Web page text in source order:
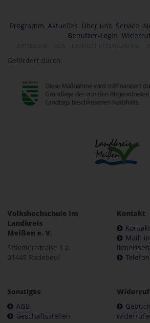
Programm Aktuelles Über uns Service
Benutzer-Login
Gefördert durch:
Volkshochschule im
Landkreis
Meißen e. V.
Sidonienstraße 1 a
01445 Radebeul
Kontakt
Mail:
Sonstiges
AGB
Geschäftsstellen
Widerruf